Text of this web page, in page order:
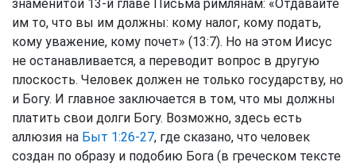
знаменитой 13-й главе Письма римлянам: «Отдавайте
им то, что вы им должны: кому налог, кому подать,
кому уважение, кому почет» (13:7). Но на этом Иисус
не останавливается, а переводит вопрос в другую
плоскость. Человек должен не только государству, но
и Богу. И главное заключается в том, что мы должны
платить свои долги Богу. Возможно, здесь есть
аллюзия на Быт 1:26-27, где сказано, что человек
создан по образу и подобию Бога (в греческом тексте